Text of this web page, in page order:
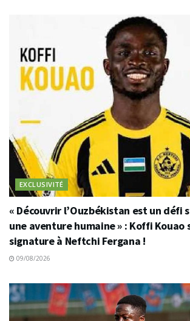
EXCLUSIVITÉ
« Découvrir l’Ouzbékistan est un défi
une aventure humaine » : Koffi Kouao
signature à Neftchi Fergana !
09/08/2026